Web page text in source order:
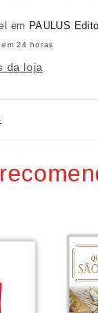
em PAULUS
24 horas
da loja